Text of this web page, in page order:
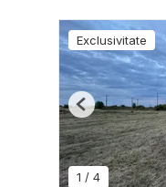
Exclusivitate
1 / 4
Previous